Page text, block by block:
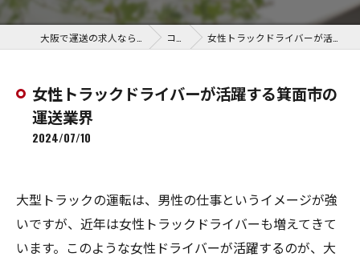
コラム 女性トラックドライバーが活躍する箕面市の運送業界
女性トラックドライバーが活躍する箕面市の
運送業界
2024/07/10
大型トラックの運転は、男性の仕事というイメージが強
いですが、近年は女性トラックドライバーも増えてきて
います。このような女性ドライバーが活躍するのが、大